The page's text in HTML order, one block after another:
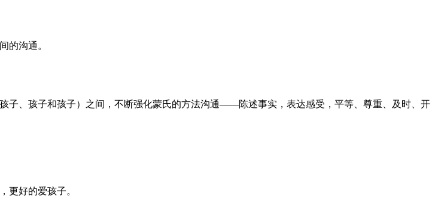
的沟通。
子、孩子和孩子）之间，不断强化蒙氏的方法沟通——陈述事实，表达感受，平等、尊重、及时、开
更好的爱孩子。